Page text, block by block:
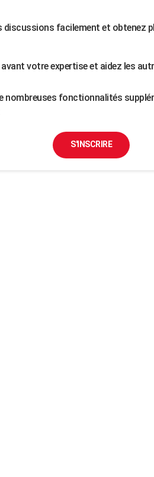
discussions facilement et obtenez
votre expertise et aidez les
nombreuses fonctionnalités
S'INSCRIRE